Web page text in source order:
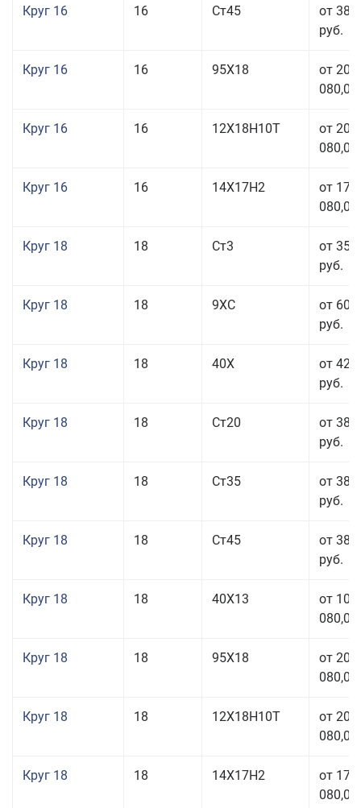
Круг 16 16 Ст45
от 38
руб.
Круг 16 16 95Х18
от 208
080,00
Круг 16 16 12Х18Н10Т
от 209
080,00
Круг 16 16 14Х17Н2
от 175
080,00
Круг 18 18 Ст3
от 35
руб.
Круг 18 18 9ХС
от 60
руб.
Круг 18 18 40Х
от 42
руб.
Круг 18 18 Ст20
от 38
руб.
Круг 18 18 Ст35
от 38
руб.
Круг 18 18 Ст45
от 38
руб.
Круг 18 18 40Х13
от 103
080,00
Круг 18 18 95Х18
от 208
080,00
Круг 18 18 12Х18Н10Т
от 209
080,00
Круг 18 18 14Х17Н2
от 175
080,00